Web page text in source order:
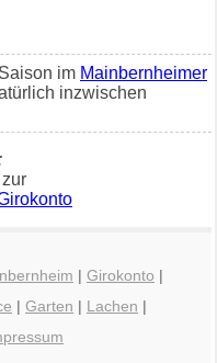
im Mainbernheimer
inzwischen
| Girokonto |
| Garten | Lachen |